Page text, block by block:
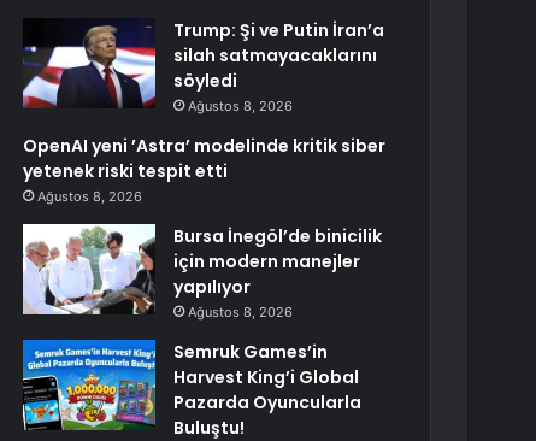
Trump: Şi ve Putin İran’a
silah satmayacaklarını
söyledi
Ağustos 8, 2026
OpenAI yeni ’Astra’ modelinde kritik siber
yetenek riski tespit etti
Ağustos 8, 2026
Bursa İnegöl’de binicilik
için modern manejler
yapılıyor
Ağustos 8, 2026
Semruk Games’in
Harvest King’i Global
Pazarda Oyuncularla
Buluştu!